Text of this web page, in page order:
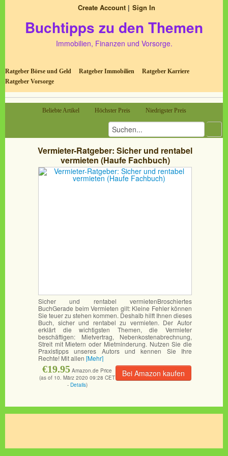
Create Account Sign In
Buchtipps zu den Themen
Immobilien, Finanzen und Vorsorge.
Ratgeber Börse und Geld Ratgeber Immobilien
Ratgeber Karriere
Ratgeber Vorsorge
Beliebte Artikel Höchster Preis Niedrigster Preis
Vermieter-Ratgeber: Sicher und rentabel
vermieten (Haufe Fachbuch)
Sicher und rentabel vermietenBroschiertes
BuchGerade beim Vermieten gilt: Kleine Fehler können
Sie teuer zu stehen kommen. Deshalb hilft Ihnen dieses
Buch, sicher und rentabel zu vermieten. Der Autor
erklärt die wichtigsten Themen, die Vermieter
beschäftigen: Mietvertrag, Nebenkostenabrechnung,
Streit mit Mietern oder Mietminderung. Nutzen Sie die
Praxistipps unseres Autors und kennen Sie Ihre
Rechte! Mit allen [Mehr]
Bei Amazon kaufen
€19.95 Amazon.de Price
(as of 10. März 2020 09:28 CET
- Details)